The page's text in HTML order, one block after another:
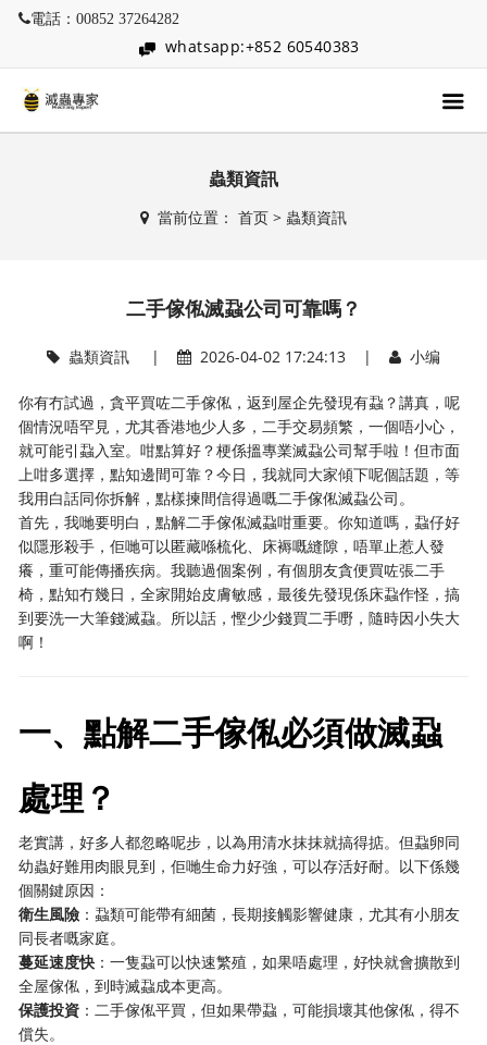
電話：00852 37264282
whatsapp:+852 60540383
蟲類資訊
當前位置： 首页> 蟲類資訊
二手傢俬滅蝨公司可靠嗎？
蟲類資訊| 2026-04-02 17:24:13 | 小编
你有冇試過，貪平買咗二手傢俬，返到屋企先發現有蝨？講真，呢
個情況唔罕見，尤其香港地少人多，二手交易頻繁，一個唔小心，
就可能引蝨入室。咁點算好？梗係搵專業滅蝨公司幫手啦！但市面
上咁多選擇，點知邊間可靠？今日，我就同大家傾下呢個話題，等
我用白話同你拆解，點樣揀間信得過嘅二手傢俬滅蝨公司。
首先，我哋要明白，點解二手傢俬滅蝨咁重要。你知道嗎，蝨仔好
似隱形殺手，佢哋可以匿藏喺梳化、床褥嘅縫隙，唔單止惹人發
癢，重可能傳播疾病。我聽過個案例，有個朋友貪便買咗張二手
椅，點知冇幾日，全家開始皮膚敏感，最後先發現係床蝨作怪，搞
到要洗一大筆錢滅蝨。所以話，慳少少錢買二手嘢，隨時因小失大
啊！
一、點解二手傢俬必須做滅蝨
處理？
老實講，好多人都忽略呢步，以為用清水抹抹就搞得掂。但蝨卵同
幼蟲好難用肉眼見到，佢哋生命力好強，可以存活好耐。以下係幾
個關鍵原因：
衛生風險 ：蝨類可能帶有細菌，長期接觸影響健康，尤其有小朋友
同長者嘅家庭。
蔓延速度快 ：一隻蝨可以快速繁殖，如果唔處理，好快就會擴散到
全屋傢俬，到時滅蝨成本更高。
保護投資 ：二手傢俬平買，但如果帶蝨，可能損壞其他傢俬，得不
償失。